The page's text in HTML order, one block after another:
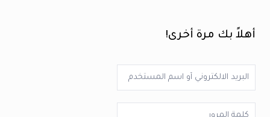
أهلاً بك مرة أخرى!